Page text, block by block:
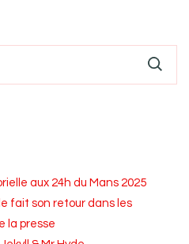
aux 24h du Mans 2025
fait son retour dans les
la presse